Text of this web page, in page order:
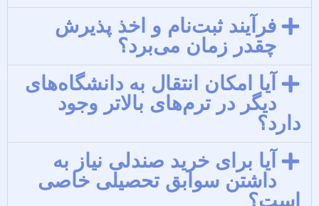
فرآیند ثبت‌نام و اخذ پذیرش
چقدر زمان می‌برد؟
آیا امکان انتقال به دانشگاه‌های
دیگر در ترم‌های بالاتر وجود
آیا برای خرید صندلی نیاز به
داشتن سوابق تحصیلی خاصی